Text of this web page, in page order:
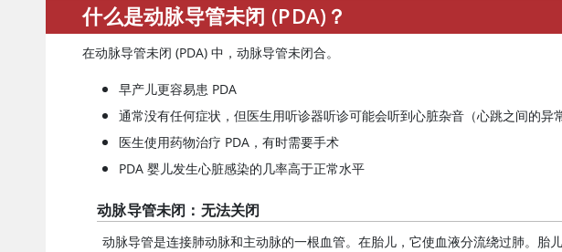
什么是动脉导管未闭 (PDA)？
在动脉导管未闭 (PDA) 中，动脉导管未闭合。
早产儿更容易患 PDA
通常没有任何症状，但医生用听诊器听诊可能会听到心脏杂音（心跳之间的异
医生使用药物治疗 PDA，有时需要手术
PDA 婴儿发生心脏感染的几率高于正常水平
动脉导管未闭：无法关闭
动脉导管是连接肺动脉和主动脉的一根血管。在胎儿，它使血液分流绕过肺。胎